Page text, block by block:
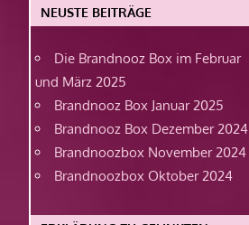
NEUSTE BEITRÄGE
Die Brandnooz Box im Februar
und März 2025
Brandnooz Box Januar 2025
Brandnooz Box Dezember 2024
Brandnoozbox November 2024
Brandnoozbox Oktober 2024